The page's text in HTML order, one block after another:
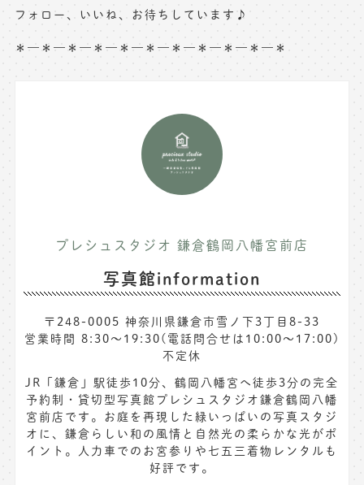
フォロー、いいね、お待ちしています♪
＊—＊—＊—＊—＊—＊—＊—＊—＊—＊—＊
プレシュスタジオ 鎌倉鶴岡八幡宮前店
写真館information
〒248-0005 神奈川県鎌倉市雪ノ下3丁目8-33
営業時間 8:30〜19:30(電話問合せは10:00～17:00)
不定休
JR「鎌倉」駅徒歩10分、鶴岡八幡宮へ徒歩3分の完全
予約制・貸切型写真館プレシュスタジオ鎌倉鶴岡八幡
宮前店です。お庭を再現した緑いっぱいの写真スタジ
オに、鎌倉らしい和の風情と自然光の柔らかな光がポ
イント。人力車でのお宮参りや七五三着物レンタルも
好評です。